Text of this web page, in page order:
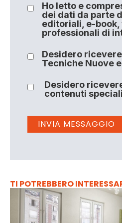
Ho letto e
dei dati da parte
editoriali, e-book,
professionali di
Desidero
Tecniche Nuove
Desidero
contenuti speciali
TI POTREBBERO